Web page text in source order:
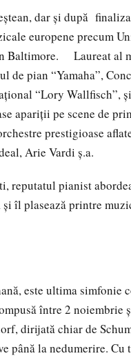
dar și după
europene precum
Baltimore. Laureat al
de pian “Yamaha”,
“Lory Wallfisch”,
apariții pe scene de
prestigioase
Arie Vardi ș.a.
reputatul pianist
îl plasează printre
, este ultima simfonie
între 2 noiembrie
, dirijată chiar de
până la nedumerire.